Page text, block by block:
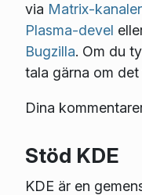
via Matrix-
Plasma-devel
Bugzilla. Om du
tala gärna om
Dina
Stöd KDE
KDE är en